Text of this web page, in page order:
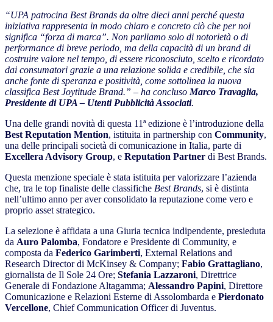
“UPA patrocina Best Brands da oltre dieci anni perché questa
iniziativa rappresenta in modo chiaro e concreto ciò che per noi
significa “forza di marca”. Non parliamo solo di notorietà o di
performance di breve periodo, ma della capacità di un brand di
costruire valore nel tempo, di essere riconosciuto, scelto e ricordato
dai consumatori grazie a una relazione solida e credibile, che sia
anche fonte di speranza e positività, come sottolinea la nuova
classifica Best Joytitude Brand.” – ha concluso Marco Travaglia,
Presidente di UPA – Utenti Pubblicità Associati.
Una delle grandi novità di questa 11ª edizione è l’introduzione della
Best Reputation Mention, istituita in partnership con Community,
una delle principali società di comunicazione in Italia, parte di
Excellera Advisory Group, e Reputation Partner di Best Brands.
Questa menzione speciale è stata istituita per valorizzare l’azienda
che, tra le top finaliste delle classifiche Best Brands, si è distinta
nell’ultimo anno per aver consolidato la reputazione come vero e
proprio asset strategico.
La selezione è affidata a una Giuria tecnica indipendente, presieduta
da Auro Palomba, Fondatore e Presidente di Community, e
composta da Federico Garimberti, External Relations and
Research Director di McKinsey & Company; Fabio Grattagliano,
giornalista de Il Sole 24 Ore; Stefania Lazzaroni, Direttrice
Generale di Fondazione Altagamma; Alessandro Papini, Direttore
Comunicazione e Relazioni Esterne di Assolombarda e Pierdonato
Vercellone, Chief Communication Officer di Juventus.